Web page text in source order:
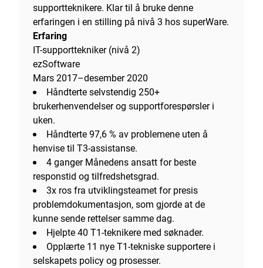
supportteknikere. Klar til å bruke denne
erfaringen i en stilling på nivå 3 hos superWare.
Erfaring
IT-supporttekniker (nivå 2)
ezSoftware
Mars 2017–desember 2020
Håndterte selvstendig 250+
brukerhenvendelser og supportforespørsler i
uken.
Håndterte 97,6 % av problemene uten å
henvise til T3-assistanse.
4 ganger Månedens ansatt for beste
responstid og tilfredshetsgrad.
3x ros fra utviklingsteamet for presis
problemdokumentasjon, som gjorde at de
kunne sende rettelser samme dag.
Hjelpte 40 T1-teknikere med søknader.
Opplærte 11 nye T1-tekniske supportere i
selskapets policy og prosesser.